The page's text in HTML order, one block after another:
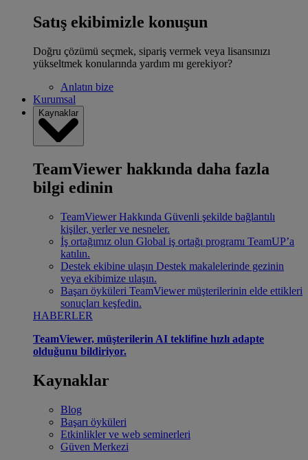
Satış ekibimizle konuşun
Doğru çözümü seçmek, sipariş vermek veya lisansınızı
yükseltmek konularında yardım mı gerekiyor?
Anlatın bize
Kurumsal
Kaynaklar
TeamViewer hakkında daha fazla
bilgi edinin
TeamViewer Hakkında Güvenli şekilde bağlantılı
kişiler, yerler ve nesneler.
İş ortağımız olun Global iş ortağı programı TeamUP’a
katılın.
Destek ekibine ulaşın Destek makalelerinde gezinin
veya ekibimize ulaşın.
Başarı öyküleri TeamViewer müşterilerinin elde ettikleri
sonuçları keşfedin.
HABERLER
TeamViewer, müşterilerin AI teklifine hızlı adapte
olduğunu bildiriyor.
Kaynaklar
Blog
Başarı öyküleri
Etkinlikler ve web seminerleri
Güven Merkezi